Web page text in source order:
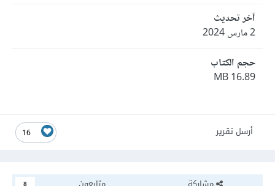
آخر تحديث
2 مارس 2024
حجم الكتاب
16.89 MB
16 أرسل تقرير